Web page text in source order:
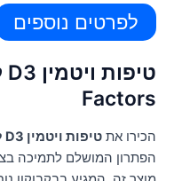
לפרטים נוספים
Factors
הכירו את טיפות ויטמין D3 לילדים
הפתרון המושלם לתמיכה